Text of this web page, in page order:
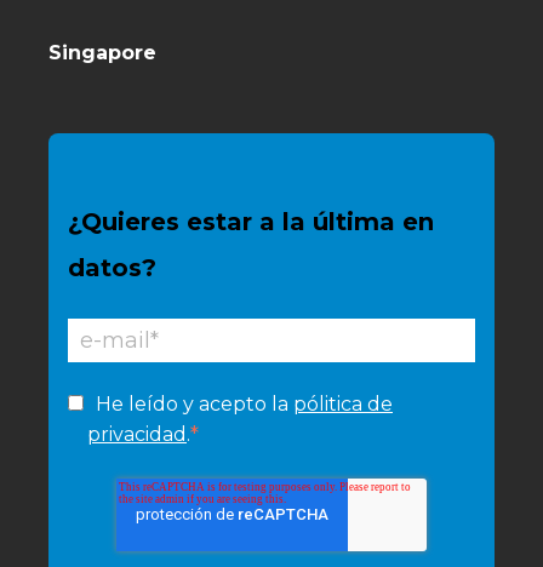
Singapore
¿Quieres estar a la última en
datos?
He leído y acepto la pólitica de
privacidad .*